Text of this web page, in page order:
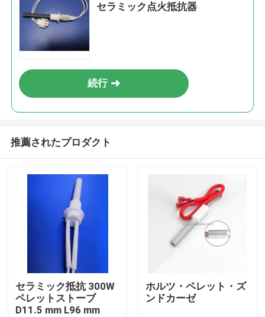
セラミック点火抵抗器
続行
推薦されたプロダクト
セラミック抵抗 300W
ペレットストーブ
D11.5 mm L96 mm
ホルツ・ペレット・ズ
ンドカーゼ